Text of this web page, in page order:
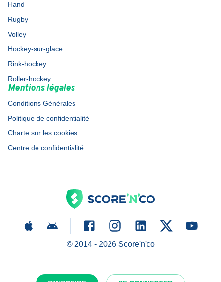
Hand
Rugby
Volley
Hockey-sur-glace
Rink-hockey
Roller-hockey
Mentions légales
Conditions Générales
Politique de confidentialité
Charte sur les cookies
Centre de confidentialité
© 2014 - 2026Score'n'co